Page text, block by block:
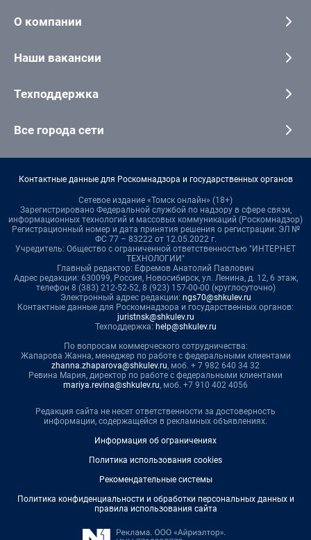
О компании
Наши вакансии
Техподдержка
Все города сети
Контактные данные для Роскомнадзора и государственных органов
Сетевое издание «Томск онлайн» (18+)
Зарегистрировано Федеральной службой по надзору в сфере связи,
информационных технологий и массовых коммуникаций (Роскомнадзор)
Регистрационный номер и дата принятия решения о регистрации: ЭЛ №
ФС 77 – 83222 от 12.05.2022 г.
Учредитель: Общество с ограниченной ответственностью "ИНТЕРНЕТ
ТЕХНОЛОГИИ"
Главный редактор: Ефремов Анатолий Павлович
Адрес редакции: 630099, Россия, Новосибирск, ул. Ленина, д. 12, 6 этаж,
телефон 8 (383) 212-52-52, 8 (923) 157-00-00 (круглосуточно)
Электронный адрес редакции: ngs70@shkulev.ru
Контактные данные для Роскомнадзора и государственных органов:
juristnsk@shkulev.ru
Техподдержка: help@shkulev.ru
По вопросам коммерческого сотрудничества:
Жапарова Жанна, менеджер по работе с федеральными клиентами
zhanna.zhaparova@shkulev.ru, моб. + 7 982 640 34 32
Ревина Мария, директор по работе с федеральными клиентами
mariya.revina@shkulev.ru, моб. +7 910 402 4056
Редакция сайта не несет ответственности за достоверность
информации, содержащейся в рекламных объявлениях.
Информация об ограничениях
Политика использования cookies
Рекомендательные системы
Политика конфиденциальности и обработки персональных данных и
правила использования сайта